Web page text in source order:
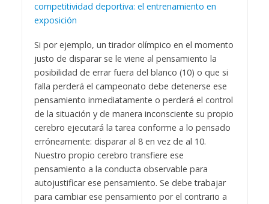
competitividad deportiva: el entrenamiento en
exposición
Si por ejemplo, un tirador olímpico en el momento
justo de disparar se le viene al pensamiento la
posibilidad de errar fuera del blanco (10) o que si
falla perderá el campeonato debe detenerse ese
pensamiento inmediatamente o perderá el control
de la situación y de manera inconsciente su propio
cerebro ejecutará la tarea conforme a lo pensado
erróneamente: disparar al 8 en vez de al 10.
Nuestro propio cerebro transfiere ese
pensamiento a la conducta observable para
autojustificar ese pensamiento. Se debe trabajar
para cambiar ese pensamiento por el contrario a